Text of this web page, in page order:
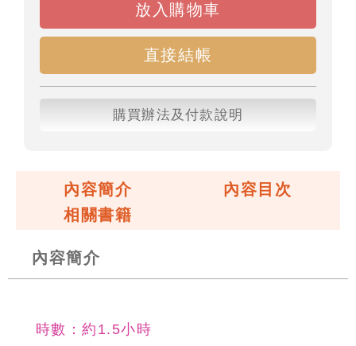
放入購物車
直接結帳
購買辦法及付款說明
內容簡介
內容目次
相關書籍
內容簡介
時數：約1.5小時